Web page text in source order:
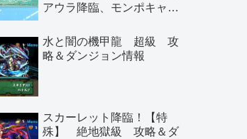
アウラ降臨、モンポキャラ
水と闇の機甲龍 超級 攻
略＆ダンジョン情報
スカーレット降臨！【特
殊】 絶地獄級 攻略＆ダ